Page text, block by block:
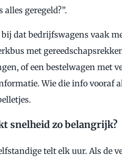
alles geregeld?”.
dat bedrijfswagens vaak
met
of een bestelwagen met
Wie die info vooraf
snelheid zo belangrijk?
telt elk uur. Als de